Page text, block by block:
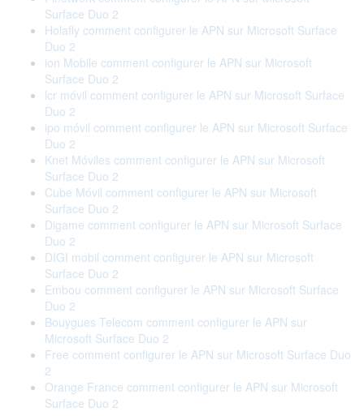
Surface Duo 2
Holafly comment configurer le APN sur Microsoft Surface
Duo 2
ion Mobile comment configurer le APN sur Microsoft
Surface Duo 2
lcr móvil comment configurer le APN sur Microsoft Surface
Duo 2
ipo móvil comment configurer le APN sur Microsoft Surface
Duo 2
Knet Móviles comment configurer le APN sur Microsoft
Surface Duo 2
Cube Móvil comment configurer le APN sur Microsoft
Surface Duo 2
Digame comment configurer le APN sur Microsoft Surface
Duo 2
DIGI mobil comment configurer le APN sur Microsoft
Surface Duo 2
Embou comment configurer le APN sur Microsoft Surface
Duo 2
Bouygues Telecom comment configurer le APN sur
Microsoft Surface Duo 2
Free comment configurer le APN sur Microsoft Surface Duo
2
Orange France comment configurer le APN sur Microsoft
Surface Duo 2